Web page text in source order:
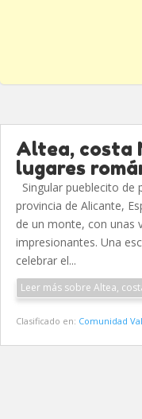
Altea, costa
lugares
Singular pueblecito de
provincia de Alicante,
de un monte, con unas
impresionantes. Una
celebrar el...
Leer más sobre Altea,
Clasificado en: Comunidad